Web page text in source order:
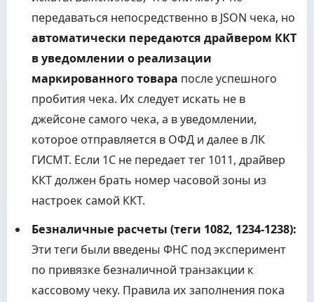
передаваться непосредственно в JSON чека, но
автоматически передаются драйвером ККТ
в уведомлении о реализации
маркированного товара после успешного
пробития чека. Их следует искать не в
джейсоне самого чека, а в уведомлении,
которое отправляется в ОФД и далее в ЛК
ГИСМТ. Если 1С не передает тег 1011, драйвер
ККТ должен брать номер часовой зоны из
настроек самой ККТ.
Безналичные расчеты (теги 1082, 1234-1238):
Эти теги были введены ФНС под эксперимент
по привязке безналичной транзакции к
кассовому чеку. Правила их заполнения пока